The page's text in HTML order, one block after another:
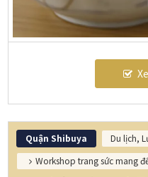
Quận Shibuya
Du lịch,
Workshop trang sức mang